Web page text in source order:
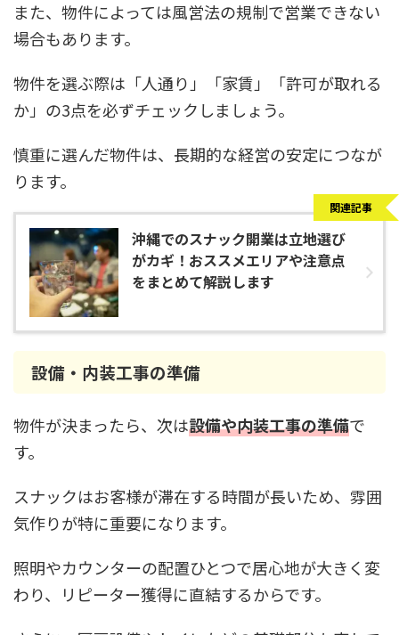
また、物件によっては風営法の規制で営業できない
場合もあります。
物件を選ぶ際は「人通り」「家賃」「許可が取れる
か」の3点を必ずチェックしましょう。
慎重に選んだ物件は、長期的な経営の安定につなが
ります。
沖縄でのスナック開業は立地選び
がカギ！おススメエリアや注意点
をまとめて解説します
関連記事
設備・内装工事の準備
物件が決まったら、次は設備や内装工事の準備で
す。
スナックはお客様が滞在する時間が長いため、雰囲
気作りが特に重要になります。
照明やカウンターの配置ひとつで居心地が大きく変
わり、リピーター獲得に直結するからです。